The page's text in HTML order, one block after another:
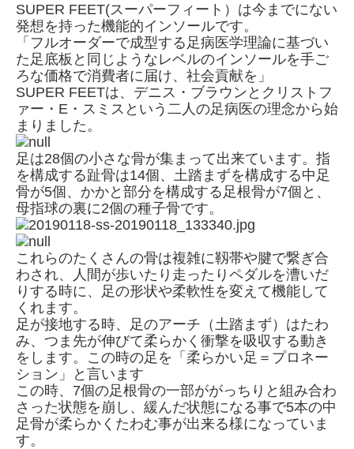
SUPER FEET(スーパーフィート）は今までにない
発想を持った機能的インソールです。
「フルオーダーで成型する足病医学理論に基づい
た足底板と同じようなレベルのインソールを手ご
ろな価格で消費者に届け、社会貢献を」
SUPER FEETは、デニス・ブラウンとクリストフ
ァー・E・スミスという二人の足病医の理念から始
まりました。
足は28個の小さな骨が集まって出来ています。指
を構成する趾骨は14個、土踏まずを構成する中足
骨が5個、かかと部分を構成する足根骨が7個と、
母指球の裏に2個の種子骨です。
これらのたくさんの骨は複雑に靱帯や腱で繋ぎ合
わされ、人間が歩いたり走ったりペダルを漕いだ
りする時に、足の形状や柔軟性を変えて機能して
くれます。
足が接地する時、足のアーチ（土踏まず）はたわ
み、つま先が伸びて柔らかく衝撃を吸収する動き
をします。この時の足を「柔らかい足＝プロネー
ション」と言います
この時、7個の足根骨の一部ががっちりと組み合わ
さった状態を崩し、緩んだ状態になる事で5本の中
足骨が柔らかくたわむ事が出来る様になっていま
す。